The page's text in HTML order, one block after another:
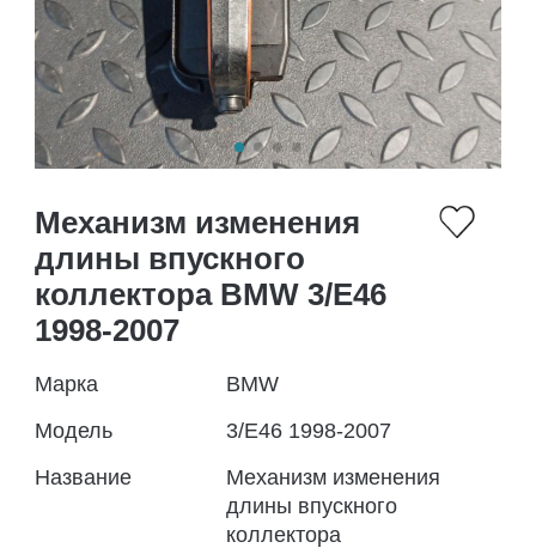
Механизм изменения
длины впускного
коллектора BMW 3/E46
1998-2007
Марка
BMW
Модель
3/E46 1998-2007
Название
Механизм изменения
длины впускного
коллектора